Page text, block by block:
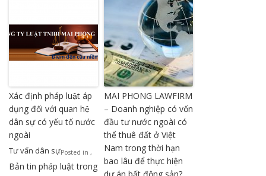
Xác định pháp luật áp
dụng đối với quan hệ
dân sự có yếu tố nước
ngoài
Posted in
Tư vấn dân sự ,
Bản tin pháp luật trong
MAI PHONG LAWFIRM
– Doanh nghiệp có vốn
đầu tư nước ngoài có
thể thuê đất ở Việt
Nam trong thời hạn
bao lâu để thực hiện